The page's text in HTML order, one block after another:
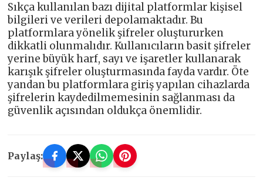
Sıkça kullanılan bazı dijital platformlar kişisel
bilgileri ve verileri depolamaktadır. Bu
platformlara yönelik şifreler oluştururken
dikkatli olunmalıdır. Kullanıcıların basit şifreler
yerine büyük harf, sayı ve işaretler kullanarak
karışık şifreler oluşturmasında fayda vardır. Öte
yandan bu platformlara giriş yapılan cihazlarda
şifrelerin kaydedilmemesinin sağlanması da
güvenlik açısından oldukça önemlidir.
Paylaş: